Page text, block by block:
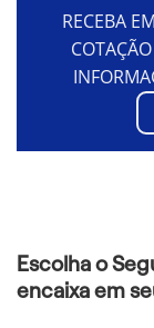
RECEBA
Escolha o
encaixa em